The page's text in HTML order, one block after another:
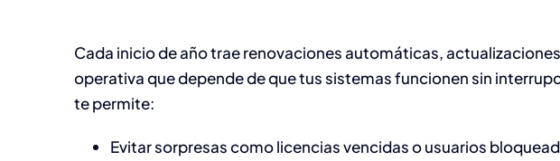
Cada inicio de año trae renovaciones automáticas,
operativa que depende de que tus sistemas funcionen sin
te permite:
Evitar sorpresas como licencias vencidas o usuarios